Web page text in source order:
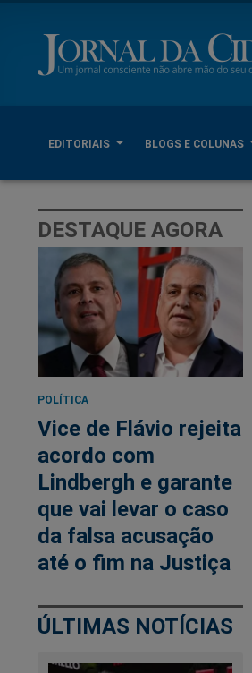
EDITORIAIS BLOGS E COLUNAS
DESTAQUE AGORA
POLÍTICA
Vice de Flávio rejeita
acordo com
Lindbergh e garante
que vai levar o caso
da falsa acusação
até o fim na Justiça
ÚLTIMAS NOTÍCIAS